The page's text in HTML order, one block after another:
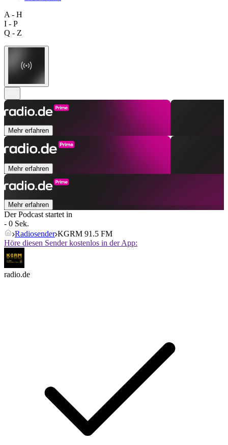
A - H
I - P
Q - Z
Mehr erfahren
Mehr erfahren
Mehr erfahren
Der Podcast startet in
- 0 Sek.
Radiosender KGRM 91.5 FM
Höre diesen Sender kostenlos in der App:
radio.de